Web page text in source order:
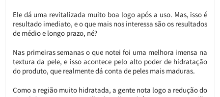
Ele dá uma revitalizada muito boa logo após a uso. Mas, isso é
resultado imediato, e o que mais nos interessa são os resultados
de médio e longo prazo, né?
Nas primeiras semanas o que notei foi uma melhora imensa na
textura da pele, e isso acontece pelo alto poder de hidratação
do produto, que realmente dá conta de peles mais maduras.
Como a região muito hidratada, a gente nota logo a redução do